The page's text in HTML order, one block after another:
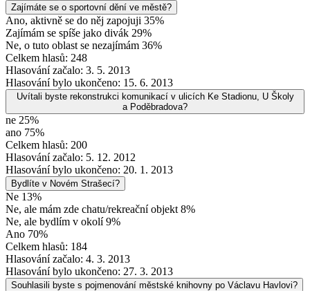
Zajímáte se o sportovní dění ve městě?
Ano, aktivně se do něj zapojuji 35%
Zajímám se spíše jako divák 29%
Ne, o tuto oblast se nezajímám 36%
Celkem hlasů: 248
Hlasování začalo: 3. 5. 2013
Hlasování bylo ukončeno: 15. 6. 2013
Uvítali byste rekonstrukci komunikací v ulicích Ke Stadionu, U Školy
a Poděbradova?
ne 25%
ano 75%
Celkem hlasů: 200
Hlasování začalo: 5. 12. 2012
Hlasování bylo ukončeno: 20. 1. 2013
Bydlíte v Novém Strašecí?
Ne 13%
Ne, ale mám zde chatu/rekreační objekt 8%
Ne, ale bydlím v okolí 9%
Ano 70%
Celkem hlasů: 184
Hlasování začalo: 4. 3. 2013
Hlasování bylo ukončeno: 27. 3. 2013
Souhlasili byste s pojmenování městské knihovny po Václavu Havlovi?